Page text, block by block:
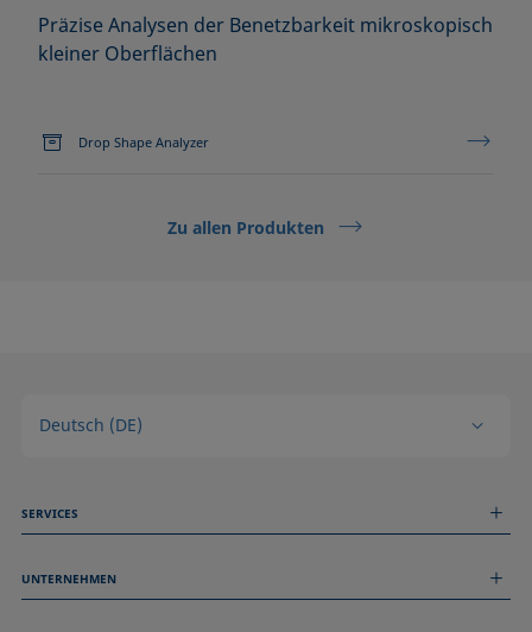
Präzise Analysen der Benetzbarkeit mikroskopisch
kleiner Oberflächen
Drop Shape Analyzer
Zu allen Produkten
Deutsch (DE)
SERVICES
Technischer Service
UNTERNEHMEN